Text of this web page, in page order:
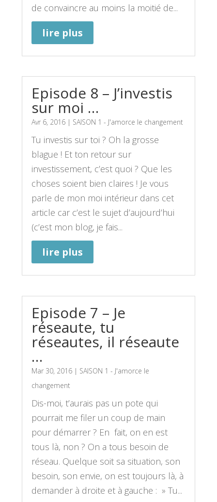
de convaincre au moins la moitié de...
lire plus
Episode 8 – J’investis
sur moi …
Avr 6, 2016| SAISON 1 - J'amorce le changement
Tu investis sur toi ? Oh la grosse
blague ! Et ton retour sur
investissement, c’est quoi ? Que les
choses soient bien claires ! Je vous
parle de mon moi intérieur dans cet
article car c’est le sujet d’aujourd’hui
(c’est mon blog, je fais...
lire plus
Episode 7 – Je
réseaute, tu
réseautes, il réseaute
…
Mar 30, 2016| SAISON 1 - J'amorce le
changement
Dis-moi, t’aurais pas un pote qui
pourrait me filer un coup de main
pour démarrer ? En fait, on en est
tous là, non ? On a tous besoin de
réseau. Quelque soit sa situation, son
besoin, son envie, on est toujours là, à
demander à droite et à gauche : » Tu...